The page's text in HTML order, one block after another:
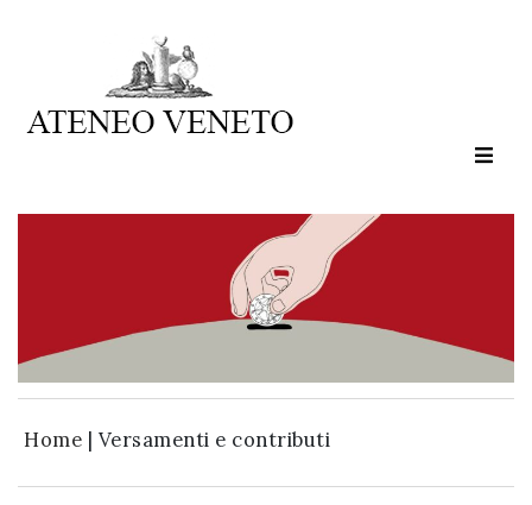
Home | Versamenti e contributi
Ateneo
Iscriviti alla
nostra
newsletter: